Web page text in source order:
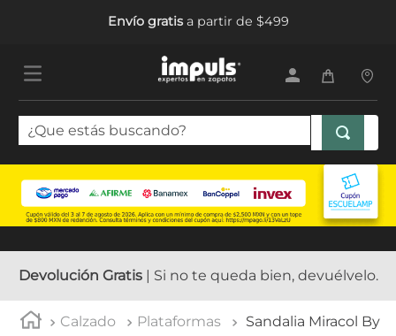
Envío gratisa partir de $499
¿Que estás buscando?
Devolución Gratis| Si no te queda bien, devuélvelo.
Calzado Plataformas
Sandalia Miracol By
TÉRMINOS MÁS BUSCADOS
1.
tenis mujer
tenis hombre
5. tenis